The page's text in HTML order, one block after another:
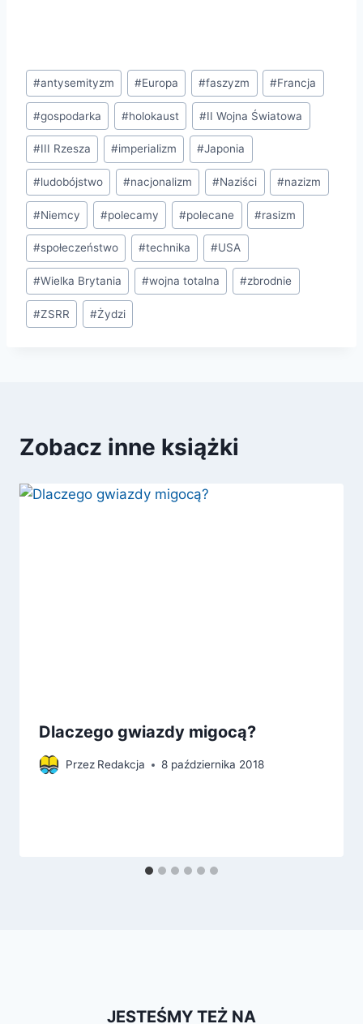
Tagi
wpisu:
#antysemityzm #Europa #faszyzm #Francja
#gospodarka #holokaust #II Wojna Światowa
#III Rzesza #imperializm #Japonia
#ludobójstwo #nacjonalizm #Naziści #nazizm
#Niemcy #polecamy #polecane #rasizm
#społeczeństwo #technika #USA
#Wielka Brytania #wojna totalna #zbrodnie
#ZSRR #Żydzi
Zobacz inne książki
Dlaczego gwiazdy migocą?
Przez Redakcja 8 października 2018
JESTEŚMY TEŻ NA